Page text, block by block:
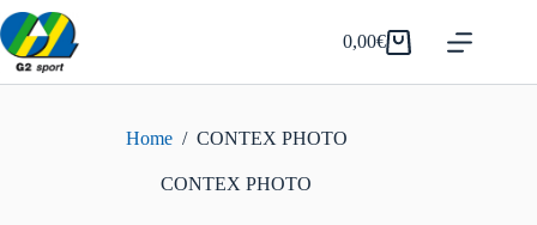
Salta
al
contenuto
Carrello
0,00€
Home / CONTEX PHOTO
CONTEX PHOTO